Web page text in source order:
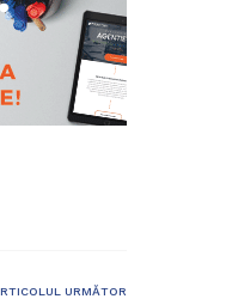
URMĂTOR